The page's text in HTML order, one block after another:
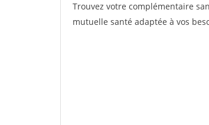
Trouvez votre complémentaire
mutuelle santé adaptée à vos